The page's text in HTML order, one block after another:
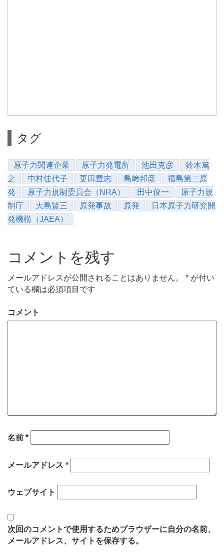
タグ
原子力関連企業 原子力発電所 池田克彦
鈴木篤
之
中村佳代子 更田豊志 島﨑邦彦
福島第二原
発
原子力規制委員会（NRA） 田中俊一
原子力規
制庁
大島賢三 原発事故 原発
日本原子力研究開
発機構（JAEA）
コメントを残す
メールアドレスが公開されることはありません。 * が付い
ている欄は必須項目です
コメント
名前 *
メールアドレス *
ウェブサイト
次回のコメントで使用するためブラウザーに自分の名前、
メールアドレス、サイトを保存する。